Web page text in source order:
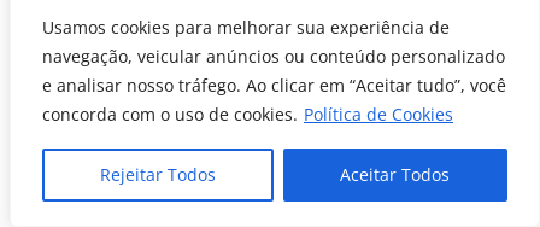
Usamos cookies para melhorar sua experiência de
navegação, veicular anúncios ou conteúdo personalizado
e analisar nosso tráfego. Ao clicar em “Aceitar tudo”, você
concorda com o uso de cookies. Política de Cookies
Rejeitar Todos Aceitar Todos
Se não estiver satisfeita com seu dentista
peça uma segunda opinião. Porém procure
um dentista especializado na área em que
vc precisa.